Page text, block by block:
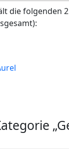
die folgenden 2